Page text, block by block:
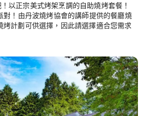
以正宗美式烤架烹調的自助燒烤套餐！
對！由丹波燒烤協會的講師提供的餐廳燒
烤計劃可供選擇，因此請選擇適合您需求